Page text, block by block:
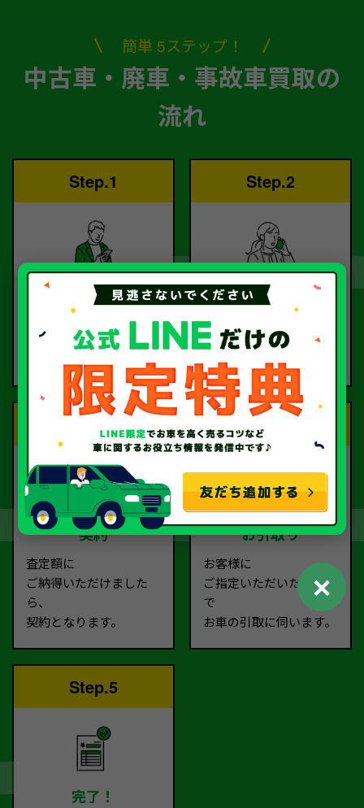
簡単 5ステップ！
中古車・廃車・事故車買取の
流れ
Step.1
ご依頼
お電話または査定フォー
ムより
Step.2
査定
査定のプロが
お電話で回答いたしま
す。
Step.3
契約
査定額に
ご納得いただけました
ら、
契約となります。
Step.4
お引取り
お客様に
ご指定いただいた場所ま
で
お車の引取に伺います。
Step.5
完了！
✕